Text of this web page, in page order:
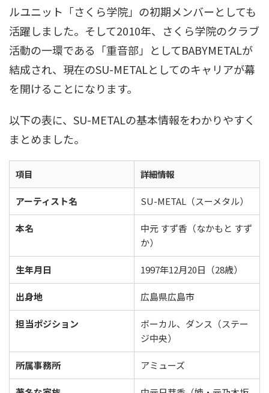
ルユニット「さくら学院」の初期メンバーとしても
活躍しました。そして2010年、さくら学院のクラブ
活動の一環である「重音部」としてBABYMETALが
結成され、現在のSU-METALとしてのキャリアが幕
を開けることになります。
以下の表に、SU-METALの基本情報をわかりやすく
まとめました。
項目 詳細情報
アーティスト名 SU-METAL（スーメタル）
本名
中元 すず香（なかもと すず
か）
生年月日 1997年12月20日（28歳）
出身地 広島県広島市
担当ポジション
ボーカル、ダンス（ステー
ジ中央）
所属事務所 アミューズ